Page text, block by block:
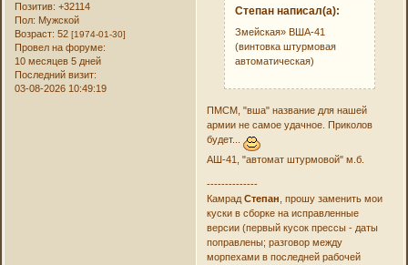
Позитив: +32114
Пол: Мужской
Возраст: 52[1974-01-30]
Провел на форуме:
10 месяцев 5 дней
Последний визит:
03-08-2026 10:49:19
Степан написал(а):
Змейская» ВША-41
(винтовка штурмовая
автоматическая)
ПМСМ, "вша" название для нашей
армии не самое удачное. Приколов
будет...
АШ-41, "автомат штурмовой" м.б.
--------------
КамрадСтепан, прошу заменить мои
куски в сборке на исправленные
версии (первый кусок прессы - даты
поправлены; разговор между
морпехами в последней рабочей